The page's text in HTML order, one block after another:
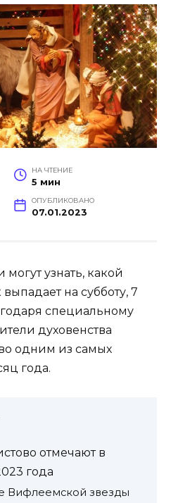
НА ЧТЕНИЕ
5 мин
ОПУБЛИКОВАНО
07.01.2023
узнать, какой
на субботу, 7
специальному
духовенства
одним из самых
года.
отмечают в
года
Вифлеемской звезды